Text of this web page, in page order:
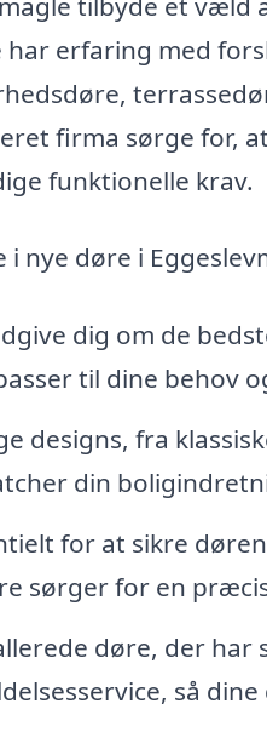
erfaring med
firma sørge for,
funktionelle krav.
nye døre i
dig om de
til dine behov
designs, fra
din
for at sikre
sørger for en
døre, der har
så